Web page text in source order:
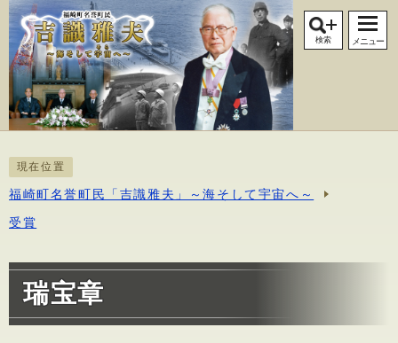
検索 メニュー
現在位置
福崎町名誉町民「吉識雅夫」～海そして宇宙へ～
受賞
瑞宝章